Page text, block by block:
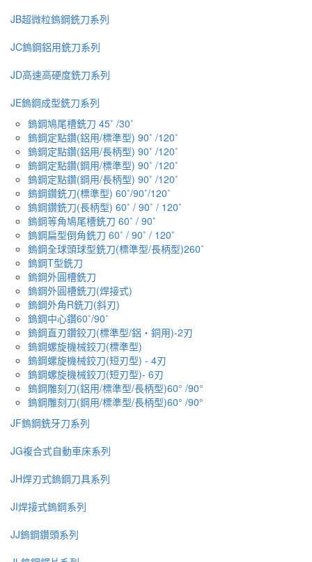
JB超微粒鎢鋼銑刀系列
JC鎢鋼鋁用銑刀系列
JD高速高硬度銑刀系列
JE鎢鋼成型銑刀系列
鎢鋼鳩尾槽銑刀 45˚ /30˚
鎢鋼定點鑽(鋁用/標準型) 90˚ /120˚
鎢鋼定點鑽(鋁用/長柄型) 90˚ /120˚
鎢鋼定點鑽(鋼用/標準型) 90˚ /120˚
鎢鋼定點鑽(鋼用/長柄型) 90˚ /120˚
鎢鋼鑽銑刀(標準型) 60˚/90˚/120˚
鎢鋼鑽銑刀(長柄型) 60˚ / 90˚ / 120˚
鎢鋼等角鳩尾槽銑刀 60˚ / 90˚
鎢鋼扁型倒角銑刀 60˚ / 90˚ / 120˚
鎢鋼全球頭球型銑刀(標準型/長柄型)260˚
鎢鋼T型銑刀
鎢鋼外圓槽銑刀
鎢鋼外圓槽銑刀(焊接式)
鎢鋼外角R銑刀(斜刃)
鎢鋼中心鑽60˚/90˚
鎢鋼直刃鑽鉸刀(標準型/鋁・銅用)-2刃
鎢鋼螺旋機械鉸刀(標準型)
鎢鋼螺旋機械鉸刀(短刃型) - 4刃
鎢鋼螺旋機械鉸刀(短刃型)- 6刃
鎢鋼雕刻刀(鋁用/標準型/長柄型)60° /90°
鎢鋼雕刻刀(鋼用/標準型/長柄型)60° /90°
JF鎢鋼銑牙刀系列
JG複合式自動車床系列
JH焊刃式鎢鋼刀具系列
JI焊接式鎢鋼系列
JJ鎢鋼鑽頭系列